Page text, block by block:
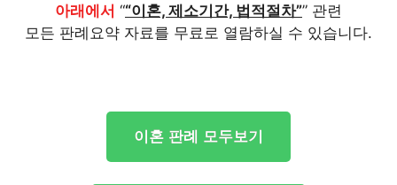
아래에서 ““이혼, 제소기간, 법적절차”” 관련
모든 판례요약 자료를 무료로 열람하실 수 있습니다.
이혼 판례 모두보기